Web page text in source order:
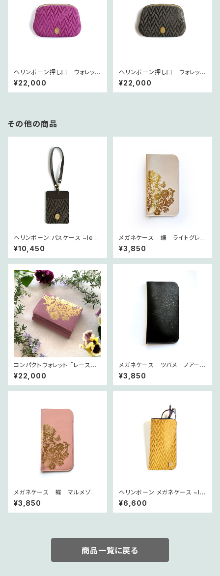
ヘリンボーン押し口 ウォレット
¥22,000
ヘリンボーン押し口 ウォレット
¥22,000
その他の商品
ヘリンボーン パスケース ~les
¥10,450
メガネケース 蝶 ライトグレ
ージュ ~petit jardin~
¥3,850
コンパクトウォレット 「レースの
庭」よりビオラの咲く ~petit jar
din~ アンティークローズ
¥22,000
メガネケース ツバメ ノアール
~petit jardin~
¥3,850
メガネケース 蝶 マルメゾン
ピンク ~petit jardin~
¥3,850
ヘリンボーン メガネケース ~le
¥6,600
商品一覧に戻る